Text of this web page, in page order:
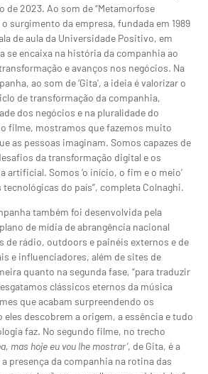
de 2023. Ao som de “Metamorfose
surgimento da empresa, fundada em 1989
de aula da Universidade Positivo, em
se encaixa na história da companhia ao
e avanços nos negócios. Na
ao som de ‘Gita’, a ideia é valorizar o
de transformação da companhia,
dos negócios e na pluralidade do
filme, mostramos que fazemos muito
as pessoas imaginam. Somos capazes de
da transformação digital e os
artificial. Somos ‘o início, o fim e o meio’
tecnológicas do país”, completa Colnaghi.
também foi desenvolvida pela
de mídia de abrangência nacional
de rádio, outdoors e painéis externos e de
e influenciadores, além de sites de
quanto na segunda fase, “para traduzir
clássicos eternos da música
que acabam surpreendendo os
descobrem a origem, a essência e tudo
faz. No segundo filme, no trecho
mas hoje eu vou lhe mostrar’, de Gita, é a
presença da companhia na rotina das